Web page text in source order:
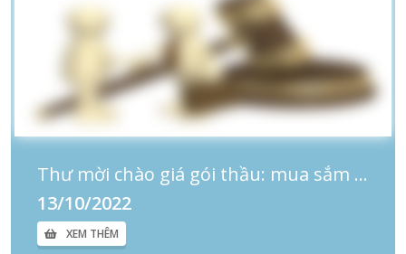
Thư mời chào giá gói thầu: mua sắm các loại giấy in nhiệt K80, in nhãn, giấy TZE, giấy in Barcode cho khoa phòng BVPSNĐN
13/10/2022
XEM THÊM